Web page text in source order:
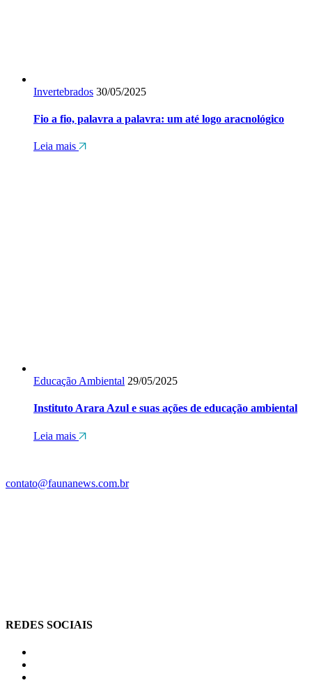
Invertebrados 30/05/2025
Fio a fio, palavra a palavra: um até logo aracnológico
Leia mais
Educação Ambiental 29/05/2025
Instituto Arara Azul e suas ações de educação ambiental
Leia mais
contato@faunanews.com.br
REDES SOCIAIS